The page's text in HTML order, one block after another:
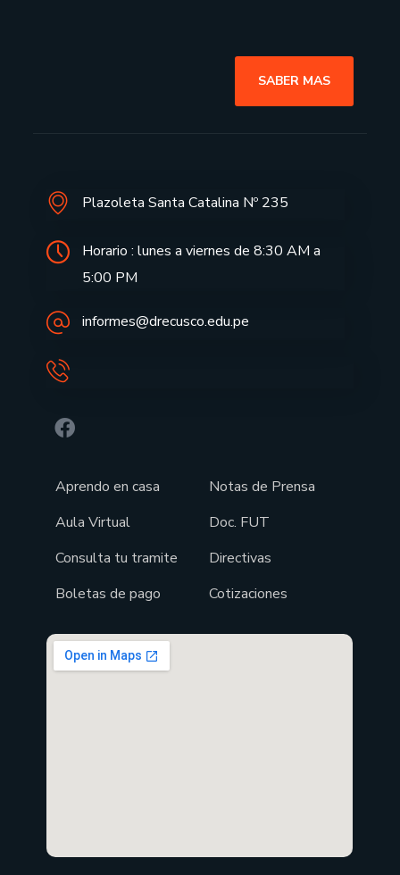
SABER MAS
Plazoleta Santa Catalina Nº 235
Horario : lunes a viernes de 8:30 AM a
5:00 PM
informes@drecusco.edu.pe
Aprendo en casa
Aula Virtual
Consulta tu tramite
Boletas de pago
Notas de Prensa
Doc. FUT
Directivas
Cotizaciones